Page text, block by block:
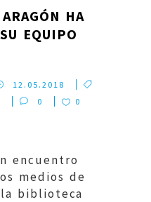
HA
EQUIPO
12.05.2018
0
0
encuentro
medios de
biblioteca